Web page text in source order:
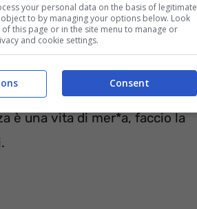
è una vita di mer*a, faccio la
your personal data on the basis of legitimate
to by managing your options below. Look
this page or in the site menu to manage or
and cookie settings.
Consent